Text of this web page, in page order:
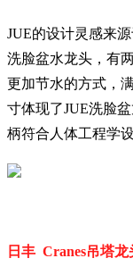
JUE的设计灵感来
洗脸盆水龙头，有
更加节水的方式，
寸体现了JUE洗脸
柄符合人体工程学
日丰 Cranes吊塔龙